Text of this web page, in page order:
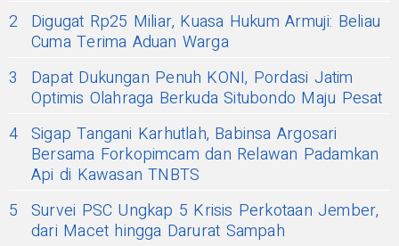
2
Digugat Rp25 Miliar, Kuasa Hukum Armuji: Beliau
Cuma Terima Aduan Warga
3
Dapat Dukungan Penuh KONI, Pordasi Jatim
Optimis Olahraga Berkuda Situbondo Maju Pesat
4 Sigap Tangani Karhutlah, Babinsa Argosari
Bersama Forkopimcam dan Relawan Padamkan
Api di Kawasan TNBTS
5 Survei PSC Ungkap 5 Krisis Perkotaan Jember,
dari Macet hingga Darurat Sampah